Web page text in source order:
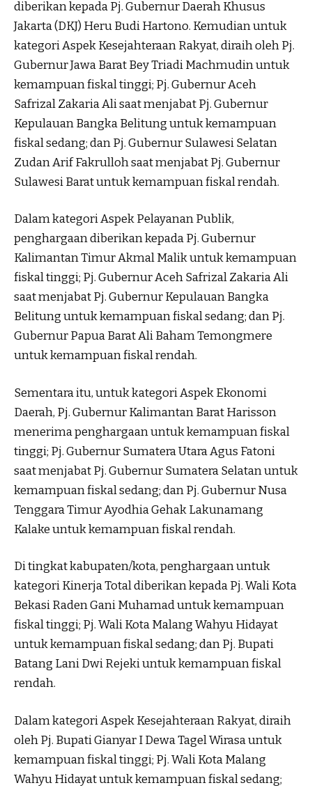
diberikan kepada Pj. Gubernur Daerah Khusus
Jakarta (DKJ) Heru Budi Hartono. Kemudian untuk
kategori Aspek Kesejahteraan Rakyat, diraih oleh Pj.
Gubernur Jawa Barat Bey Triadi Machmudin untuk
kemampuan fiskal tinggi; Pj. Gubernur Aceh
Safrizal Zakaria Ali saat menjabat Pj. Gubernur
Kepulauan Bangka Belitung untuk kemampuan
fiskal sedang; dan Pj. Gubernur Sulawesi Selatan
Zudan Arif Fakrulloh saat menjabat Pj. Gubernur
Sulawesi Barat untuk kemampuan fiskal rendah.
Dalam kategori Aspek Pelayanan Publik,
penghargaan diberikan kepada Pj. Gubernur
Kalimantan Timur Akmal Malik untuk kemampuan
fiskal tinggi; Pj. Gubernur Aceh Safrizal Zakaria Ali
saat menjabat Pj. Gubernur Kepulauan Bangka
Belitung untuk kemampuan fiskal sedang; dan Pj.
Gubernur Papua Barat Ali Baham Temongmere
untuk kemampuan fiskal rendah.
Sementara itu, untuk kategori Aspek Ekonomi
Daerah, Pj. Gubernur Kalimantan Barat Harisson
menerima penghargaan untuk kemampuan fiskal
tinggi; Pj. Gubernur Sumatera Utara Agus Fatoni
saat menjabat Pj. Gubernur Sumatera Selatan untuk
kemampuan fiskal sedang; dan Pj. Gubernur Nusa
Tenggara Timur Ayodhia Gehak Lakunamang
Kalake untuk kemampuan fiskal rendah.
Di tingkat kabupaten/kota, penghargaan untuk
kategori Kinerja Total diberikan kepada Pj. Wali Kota
Bekasi Raden Gani Muhamad untuk kemampuan
fiskal tinggi; Pj. Wali Kota Malang Wahyu Hidayat
untuk kemampuan fiskal sedang; dan Pj. Bupati
Batang Lani Dwi Rejeki untuk kemampuan fiskal
rendah.
Dalam kategori Aspek Kesejahteraan Rakyat, diraih
oleh Pj. Bupati Gianyar I Dewa Tagel Wirasa untuk
kemampuan fiskal tinggi; Pj. Wali Kota Malang
Wahyu Hidayat untuk kemampuan fiskal sedang;